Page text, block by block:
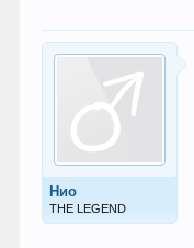
Нио
THE LEGEND